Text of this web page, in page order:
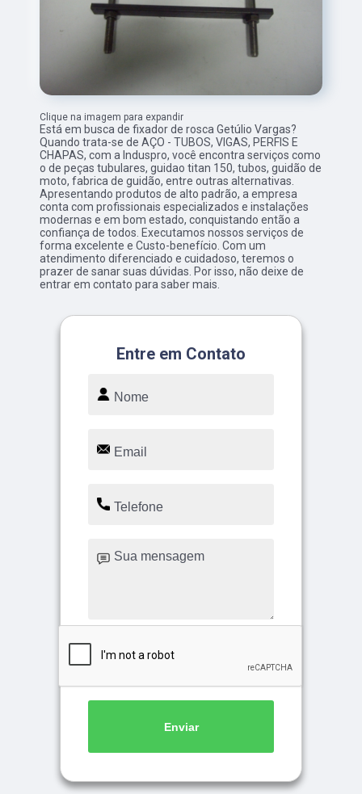
Clique na imagem para expandir
Está em busca de fixador de rosca Getúlio Vargas?
Quando trata-se de AÇO - TUBOS, VIGAS, PERFIS E
CHAPAS, com a Induspro, você encontra serviços como
o de peças tubulares, guidao titan 150, tubos, guidão de
moto, fabrica de guidão, entre outras alternativas.
Apresentando produtos de alto padrão, a empresa
conta com profissionais especializados e instalações
modernas e em bom estado, conquistando então a
confiança de todos. Executamos nossos serviços de
forma excelente e Custo-benefício. Com um
atendimento diferenciado e cuidadoso, teremos o
prazer de sanar suas dúvidas. Por isso, não deixe de
entrar em contato para saber mais.
Entre em Contato
Enviar